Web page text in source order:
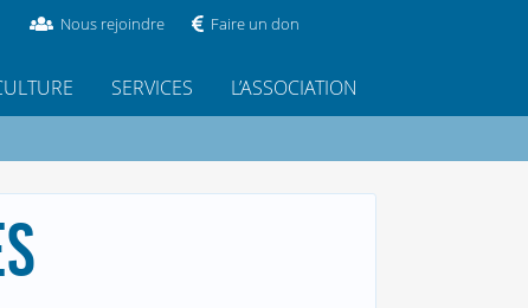
Nous rejoindre Faire un don
SERVICES L’ASSOCIATION